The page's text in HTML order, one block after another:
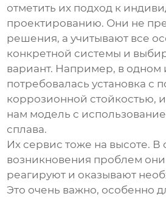
отметить их подход к
проектированию. Они не
решения, а учитывают все
конкретной системы и
вариант. Например, в одном
потребовалась установка с
коррозионной стойкостью,
нам модель с
сплава.
Их сервис тоже на высоте. В
возникновения проблем
реагируют и оказывают
Это очень важно, особенно